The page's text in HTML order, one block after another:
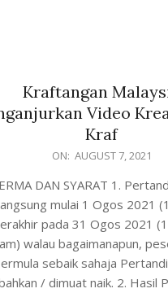
Kraftangan
Video
Kraf
ON: AUGUST 7, 2021
DAN SYARAT 1.
mulai 1 Ogos 2021
pada 31 Ogos 2021
walau bagaimanapun,
sebaik sahaja
/ dimuat naik. 2. Hasil